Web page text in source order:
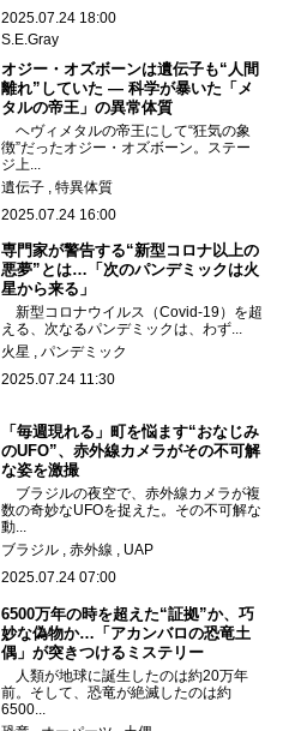
2025.07.24 18:00
S.E.Gray
オジー・オズボーンは遺伝子も“人間
離れ”していた ― 科学が暴いた「メ
タルの帝王」の異常体質
ヘヴィメタルの帝王にして“狂気の象
徴”だったオジー・オズボーン。ステー
ジ上...
遺伝子
特異体質
2025.07.24 16:00
専門家が警告する“新型コロナ以上の
悪夢”とは…「次のパンデミックは火
星から来る」
新型コロナウイルス（Covid-19）を超
える、次なるパンデミックは、わず...
火星
パンデミック
2025.07.24 11:30
「毎週現れる」町を悩ます“おなじみ
のUFO”、赤外線カメラがその不可解
な姿を激撮
ブラジルの夜空で、赤外線カメラが複
数の奇妙なUFOを捉えた。その不可解な
動...
ブラジル
赤外線
UAP
2025.07.24 07:00
6500万年の時を超えた“証拠”か、巧
妙な偽物か…「アカンバロの恐竜土
偶」が突きつけるミステリー
人類が地球に誕生したのは約20万年
前。そして、恐竜が絶滅したのは約
6500...